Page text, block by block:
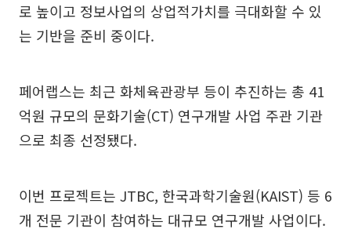
로 높이고 정보사업의 상업적가치를 극대화할 수 있
는 기반을 준비 중이다.
페어랩스는 최근 화체육관광부 등이 추진하는 총 41
억원 규모의 문화기술(CT) 연구개발 사업 주관 기관
으로 최종 선정됐다.
이번 프로젝트는 JTBC, 한국과학기술원(KAIST) 등 6
개 전문 기관이 참여하는 대규모 연구개발 사업이다.